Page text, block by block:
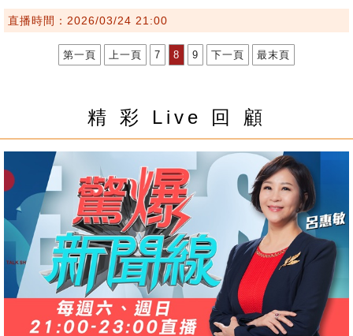
直播時間：2026/03/24 21:00
第一頁 上一頁 7 8 9 下一頁 最末頁
精 彩 Live 回 顧